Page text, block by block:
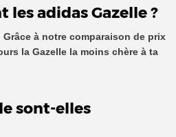
adidas Gazelle ?
Grâce à notre comparaison de prix
la Gazelle la moins chère à ta
sont-elles